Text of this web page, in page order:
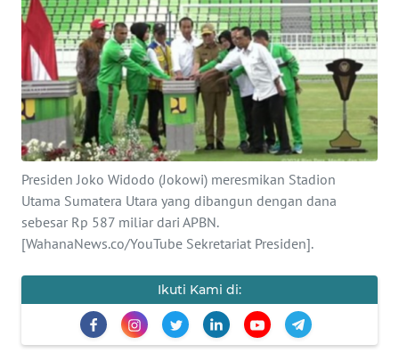
Presiden Joko Widodo (Jokowi) meresmikan Stadion
Utama Sumatera Utara yang dibangun dengan dana
sebesar Rp 587 miliar dari APBN.
[WahanaNews.co/YouTube Sekretariat Presiden].
Ikuti Kami di:
KESEHATAN
INTERNASIONAL
SERBA-SERBI
PENDIDIKAN
OLAHRAGA
EDITORIAL